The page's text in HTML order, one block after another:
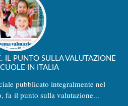
IL PUNTO SULLA VALUTAZIONE
IN ITALIA
pubblicato integralmente nel
fa il punto sulla valutazione...